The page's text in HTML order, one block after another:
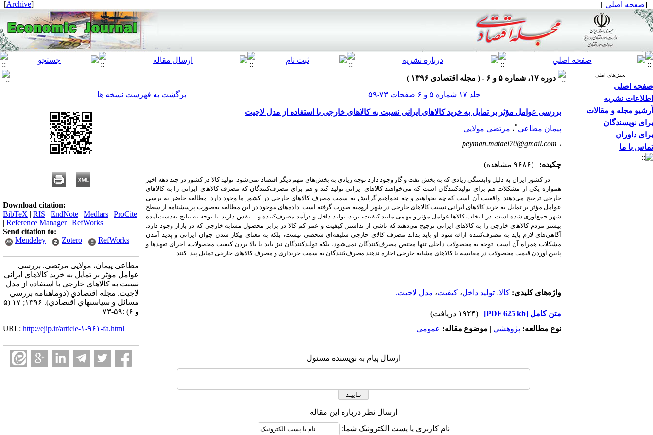
[صفحه اصلی ]
[
Archive
]
بخش‌های اصلی
صفحه اصلی
اطلاعات نشریه
آرشیو مجله و مقالات
برای نویسندگان
برای داوران
تماس با ما
دوره ۱۷، شماره ۵ و ۶ - ( مجله اقتصادی ۱۳۹۶ )
جلد ۱۷ شماره ۵ و ۶ صفحات ۷۳-۵۹
برگشت به فهرست نسخه ها
بررسی عوامل مؤثر بر تمایل به خرید کالاهای ایرانی نسبت به کالاهای خارجی با استفاده از مدل لاجیت
پیمان مطاعی*، مرتضی مولایی
، peyman.mataei70@gmail.com
چکیده: (۹۶۸۶ مشاهده)
در کشور ایران به دلیل وابستگی زیادی که به بخش نفت و گاز وجود دارد توجه زیادی به بخش‌های مهم دیگر اقتصاد نمی‌شود. تولید کالا در کشور در چند دهه اخیر
همواره یکی از مشکلات هم برای تولیدکنندگان است که می‌خواهند کالاهای ایرانی تولید کند و هم برای مصرف‌کنندگان که مصرف کالاهای ایرانی را به کالاهای
خارجی ترجیح می‌دهند. واقعیت آن است که چه بخواهیم و چه نخواهیم گرایش به سمت مصرف کالاهای خارجی در کشور ما وجود دارد. مطالعه حاضر به برسی
عوامل مؤثر بر تمایل به خرید کالاهای ایرانی نسبت کالاهای خارجی در شهر ارومیه صورت گرفته است. داده‌های موجود در این مطالعه به‌صورت پرسشنامه از سطح
شهر جمع‌آوری شده است. در انتخاب کالاها عوامل مؤثر و مهمی مانند کیفیت، برند، تولید داخل و درآمد مصرف‌کننده و ... نقش دارند. با توجه به نتایج به‌دست‌آمده
بیشتر مردم کالاهای خارجی را به کالاهای ایرانی ترجیح می‌دهند که ناشی از نداشتن کیفیت و عمر کم کالا در برابر محصول مشابه خارجی که در بازار وجود دارد.
آگاهی‌های لازم باید به مصرف‌کننده ارائه شود او باید بداند مصرف کالای خارجی سلیقه‌ای شخصی نیست، بلکه به معنای بیکار شدن جوان ایرانی و پدید آمدن
مشکلات همراه آن است. توجه به محصولات داخلی تنها مختص مصرف‌کنندگان نمی‌شود، بلکه تولیدکنندگان نیز باید با بالا بردن کیفیت محصولات، اجرای تعهدها و
پایین آوردن قیمت محصولات در مقایسه با کالاهای مشابه خارجی اجازه ندهند مصرف‌کنندگان به سمت خریداری و مصرف کالاهای خارجی تمایل پیدا کنند.
واژه‌های کلیدی: کالا، تولید داخل، کیفیت، مدل لاجیت.
متن کامل [PDF 625 kb]
(۱۹۲۴ دریافت)
نوع مطالعه: پژوهشي | موضوع مقاله: عمومى
ارسال پیام به نویسنده مسئول
ارسال نظر درباره این مقاله
نام کاربری یا پست الکترونیک شما:
Download citation:
BibTeX | RIS | EndNote | Medlars | ProCite
| Reference Manager| RefWorks
Send citation to:
Mendeley
Zotero RefWorks
مطاعی پیمان، مولایی مرتضی. بررسی
عوامل مؤثر بر تمایل به خرید کالاهای ایرانی
نسبت به کالاهای خارجی با استفاده از مدل
لاجیت. مجله اقتصادي (دوماهنامه بررسي
مسائل و سياستهاي اقتصادي). ۱۳۹۶; ۱۷ (۵
و ۶) :۵۹-۷۳
URL: http://ejip.ir/article-۱-۹۶۱-fa.html